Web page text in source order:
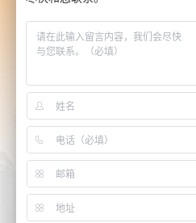
洁净工程
生物技术
实验室
医院手术室